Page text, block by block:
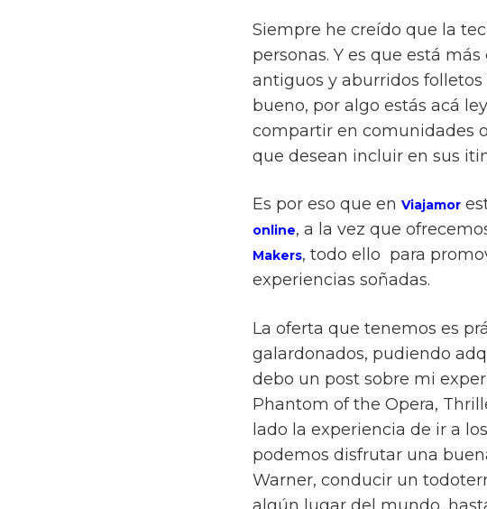
Siempre he creído que la
personas. Y es que está
antiguos y aburridos
bueno, por algo estás acá
compartir en comunidades
que desean incluir en sus
Es por eso que enViajamor
online, a la vez que
Makers, todo ello para
experiencias soñadas.
La oferta que tenemos es
galardonados, pudiendo
debo un post sobre mi
Phantom of the Opera,
lado la experiencia de ir a
podemos disfrutar una
Warner, conducir un